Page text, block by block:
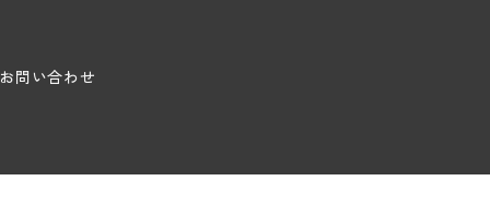
お問い合わせ